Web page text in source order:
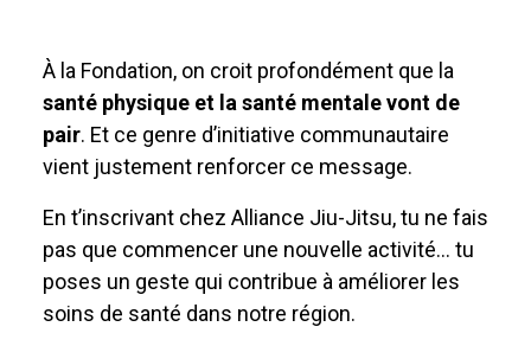
À la Fondation, on croit profondément que la
santé physique et la santé mentale vont de
pair. Et ce genre d’initiative communautaire
vient justement renforcer ce message.
En t’inscrivant chez Alliance Jiu-Jitsu, tu ne fais
pas que commencer une nouvelle activité… tu
poses un geste qui contribue à améliorer les
soins de santé dans notre région.